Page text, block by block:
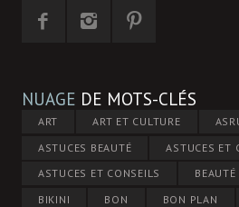
NUAGE DE MOTS-CLÉS
ART ART ET CULTURE
ASTUCES BEAUTÉ
ASTUCES ET
ASTUCES ET CONSEILS
BEAUTÉ
BIKINI
BON BON PLAN